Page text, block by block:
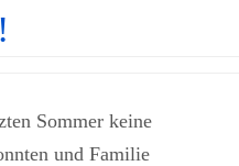
Sommer keine
und Familie